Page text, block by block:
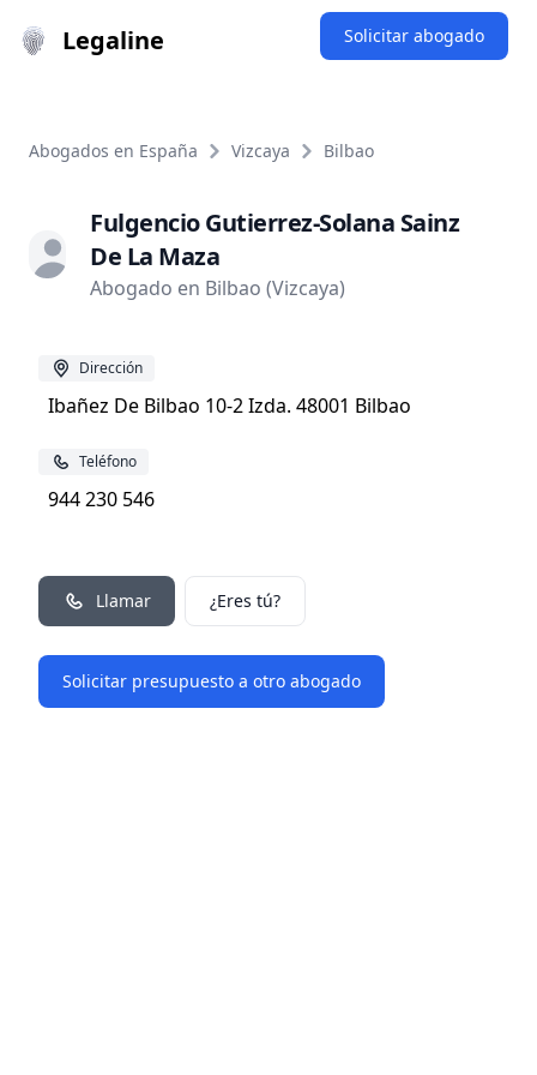
Legaline Solicitar abogado
Abogados en España Vizcaya Bilbao
Fulgencio Gutierrez-Solana Sainz
De La Maza
Abogado en Bilbao (Vizcaya)
Dirección
Ibañez De Bilbao 10-2 Izda. 48001 Bilbao
Teléfono
944 230 546
Llamar ¿Eres tú?
Solicitar presupuesto a otro abogado